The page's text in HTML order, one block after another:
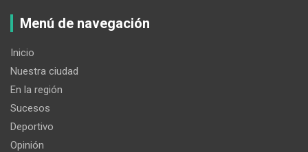
Menú de navegación
Inicio
Nuestra ciudad
En la región
Sucesos
Deportivo
Opinión